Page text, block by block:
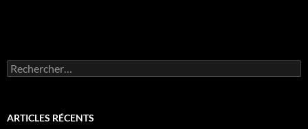
Rechercher :
ARTICLES RÉCENTS